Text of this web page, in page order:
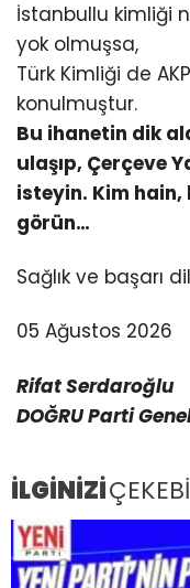
İstanbullu kimliği
yok olmuşsa,
Türk Kimliği de
konulmuştur.
Bu ihanetin dik
ulaşıp, Çerçeve
isteyin. Kim
görün…
Sağlık ve başarı
05 Ağustos 2026
Rifat Serdaroğlu
DOĞRU Parti
İLGİNİZİ